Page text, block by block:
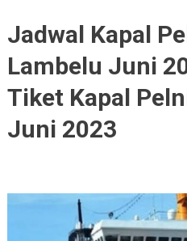
Jadwal Kapal
Lambelu Juni
Tiket Kapal
Juni 2023